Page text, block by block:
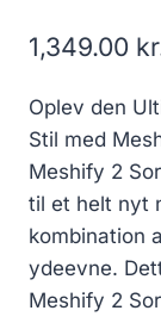
1,349.00
Oplev den
Stil med
Meshify 2
til et helt nyt
kombination
ydeevne.
Meshify 2